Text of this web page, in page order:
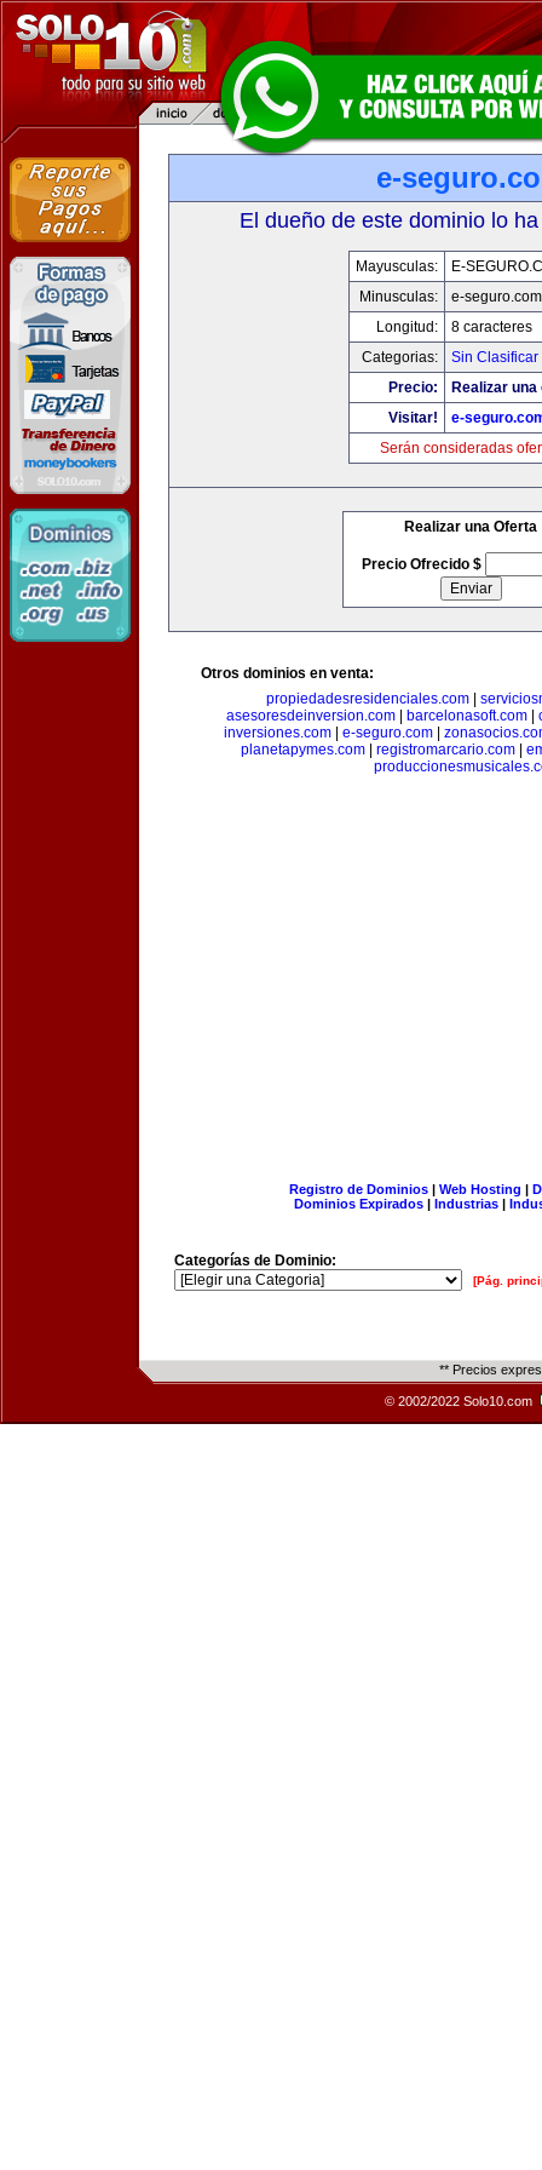
e-
El dueño de este dominio lo
Mayusculas:
E-
Minusculas:
e-seguro.com
Longitud:
8 caracteres
Categorias:
Sin Clasificar
Precio:
Realizar
Visitar!
e-
Serán consideradas
Realizar una Oferta
Precio Ofrecido $
Otros dominios en venta:
propiedadesresidenciales.com
asesoresdeinversion.com
barcelonasoft.com
inversiones.com
e-seguro.com
planetapymes.com| registromarcario.com|
Registro de Dominios| Web Hosting |
Dominios Expirados | Industrias |
Categorías de Dominio:
[Pág.
** Precios
© 2002/2022 Solo10.com